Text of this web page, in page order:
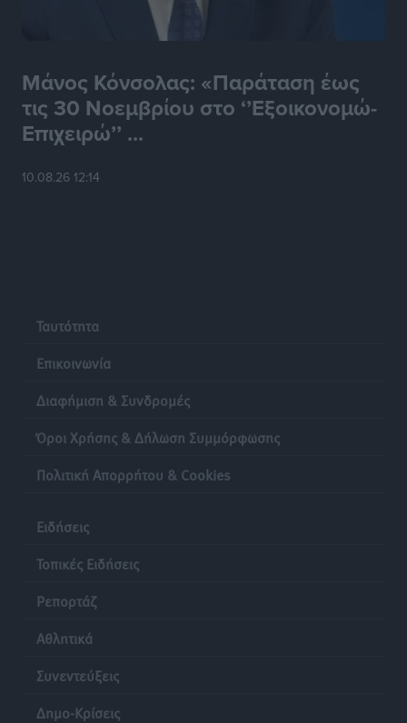
Μάνος Κόνσολας: «Παράταση έως
τις 30 Νοεμβρίου στο ‘’Εξοικονομώ-
Επιχειρώ’’ ...
10.08.26 12:14
Ταυτότητα
Επικοινωνία
Διαφήμιση & Συνδρομές
Όροι Χρήσης & Δήλωση Συμμόρφωσης
Πολιτική Απορρήτου & Cookies
Ειδήσεις
Τοπικές Ειδήσεις
Ρεπορτάζ
Αθλητικά
Συνεντεύξεις
Δημο-Κρίσεις